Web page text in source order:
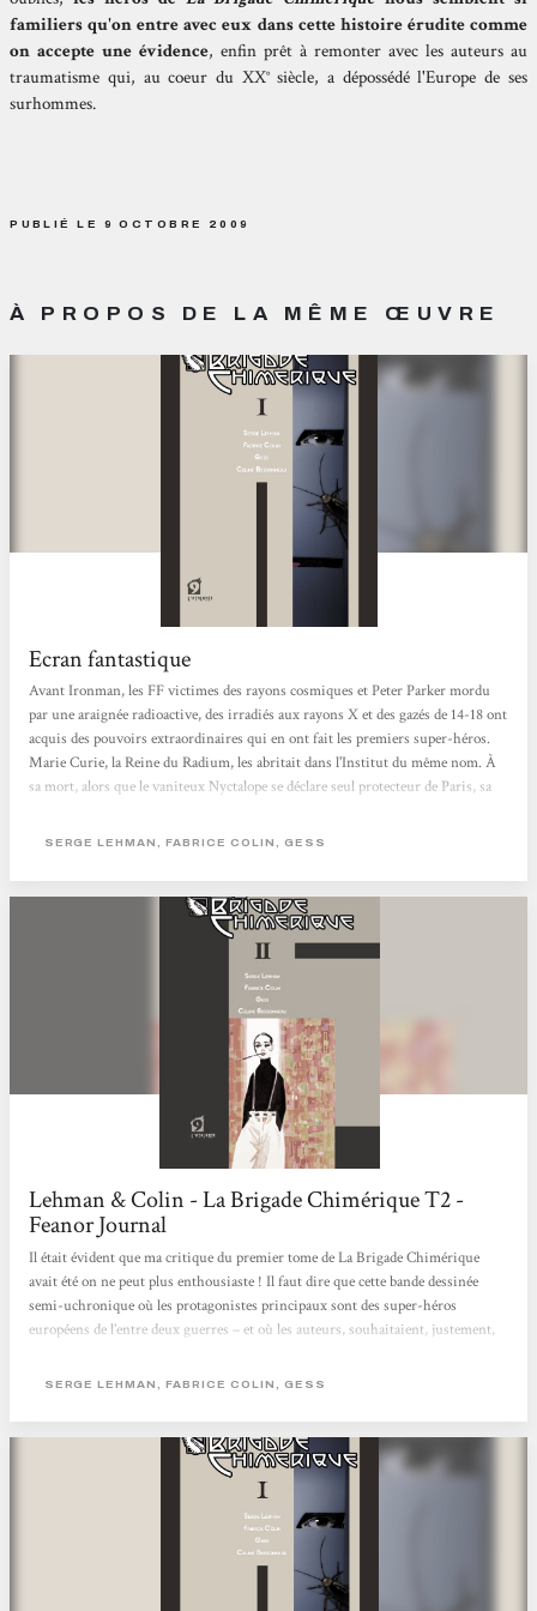
familiers qu'on entre avec eux dans cette histoire érudite comme
on accepte une évidence, enfin prêt à remonter avec les auteurs au
traumatisme qui, au coeur du XX° siècle, a dépossédé l'Europe de ses
surhommes.
PUBLIÉ LE 9 OCTOBRE 2009
À PROPOS DE LA MÊME ŒUVRE
Ecran fantastique
Avant Ironman, les FF victimes des rayons cosmiques et Peter Parker mordu
par une araignée radioactive, des irradiés aux rayons X et des gazés de 14-18 ont
acquis des pouvoirs extraordinaires qui en ont fait les premiers super-héros.
Marie Curie, la Reine du Radium, les abritait dans l'Institut du même nom. À
sa mort, alors que le vaniteux Nyctalope se déclare seul protecteur de Paris, sa
aux surhommes en armure de Nous Autres, le groupe moscovite dirigé par le
SERGE LEHMAN, FABRICE COLIN, GESS
Lehman & Colin - La Brigade Chimérique T2 -
Feanor Journal
Il était évident que ma critique du premier tome de La Brigade Chimérique
avait été on ne peut plus enthousiaste ! Il faut dire que cette bande dessinée
semi-uchronique où les protagonistes principaux sont des super-héros
européens de l’entre deux guerres – et où les auteurs, souhaitaient, justement,
disparu – avait tout pour plaire et au vu du résultat du premier volume, cela
Chimérique, force est de constater qu’il est...
SERGE LEHMAN, FABRICE COLIN, GESS